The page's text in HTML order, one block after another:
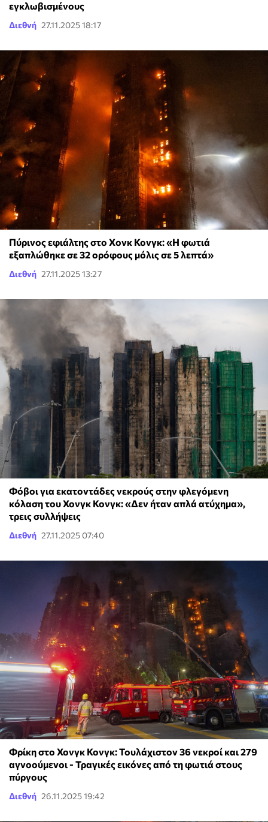
εγκλωβισμένους
Διεθνή 27.11.2025 18:17
Πύρινος εφιάλτης στο Xονκ Κονγκ: «Η φωτιά
εξαπλώθηκε σε 32 ορόφους μόλις σε 5 λεπτά»
Διεθνή 27.11.2025 13:27
Φόβοι για εκατοντάδες νεκρούς στην φλεγόμενη
κόλαση του Χονγκ Κονγκ: «Δεν ήταν απλά ατύχημα»,
τρεις συλλήψεις
Διεθνή 27.11.2025 07:40
Φρίκη στο Χονγκ Κονγκ: Τουλάχιστον 36 νεκροί και 279
αγνοούμενοι - Τραγικές εικόνες από τη φωτιά στους
πύργους
Διεθνή 26.11.2025 19:42